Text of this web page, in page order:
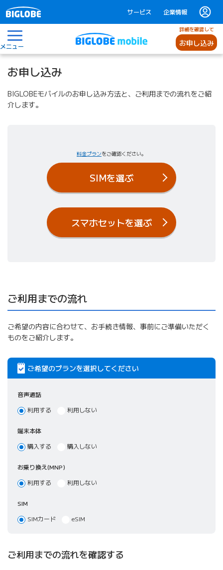
サービス 企業情報
メニュー
詳細を確認して
お申し込み
お申し込み
BIGLOBEモバイルのお申し込み方法と、ご利用までの流れをご紹
介します。
料金プランをご確認ください。
SIMを選ぶ
スマホセットを選ぶ
ご利用までの流れ
ご希望の内容に合わせて、お手続き情報、事前にご準備いただく
ものをご紹介します。
ご希望のプランを選択してください
音声通話
利用する
利用しない
端末本体
購入する
購入しない
お乗り換え(MNP)
利用する
利用しない
SIM
SIMカード
eSIM
ご利用までの流れを確認する